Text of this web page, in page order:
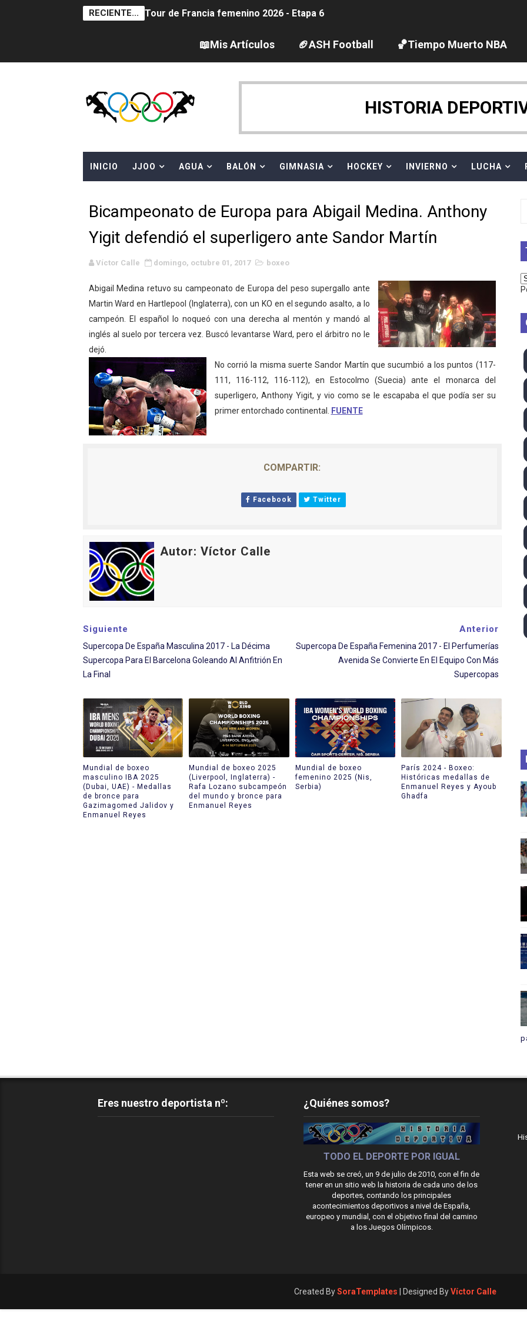
RECIENTE... Tour de Francia femenino 2026 - Etapa 6
Women's Pro Baseball League 2026
Campeonato de Europa en aguas abiertas 2026 (París, Francia) - Dobletes de
Campeonato de Europa de pentatlón moderno 2026 (Estambul, Turquía)
Campeonato de Europa de natación artística 2026 (París, Francia) - España domina
Canadá Open 2026
WWE NXT - Myles Borne y Tavion Heights ponen fin al reinado por parejas de The
Canadian Football League 2026 - Week 10
EFA y AFLE 2026 - Regular season
Grandes éxitos por fin para Chelsea Green, Chad Gable y Baron Corbin en SummerSlam
Campeonato de Europa de MTB 2026 (Monteceneri, Suiza) - Charlie Aldridge y Sina
Campeonato de Europa de remo 2026 (Varese, Italia) - Rumanía, Alemania y Gran
Mundial de lacrosse femenino 2026 (Tokio, Japón) - Estados Unidos invencibles, ya
Máxima celebración en el último Impact! con Jason Hotch como nuevo TNA
Mundial de esgrima 2026 (Hong Kong) - La delegación italiana arrasa con 4 oros y 4
Raquel Rodriguez es la nueva monarca Intercontinental, su primer título individual en
Athletes Unlimited Softball League 2026 - Las Utah Talons son bicampeonas de la AUSL
Mundial de piragüismo slalom 2026 (Oklahoma City, Estados Unidos) - Miquel Travé
Tour de Francia masculino 2026 - Tadej Pogacar entra en el selecto grupo de los
Mundial de Fórmula 1 2026 - Lando Norris consigue en Hungría su primera victoria
Campeonato de Europa de saltos 2026 (París, Francia) - Bronce para Jorge y Ana
📖Mis Artículos 🏈ASH Football 🏀Tiempo Muerto NBA
HISTORIA
INICIO JJOO AGUA BALÓN GIMNASIA HOCKEY INVIERNO LUCHA
Bicampeonato de Europa para Abigail Medina. Anthony
Yigit defendió el superligero ante Sandor Martín
Víctor Calle domingo, octubre 01, 2017 boxeo
Abigail Medina retuvo su campeonato de Europa del peso supergallo ante
Martin Ward en Hartlepool (Inglaterra), con un KO en el segundo asalto, a lo
campeón. El español lo noqueó con una derecha al mentón y mandó al
inglés al suelo por tercera vez. Buscó levantarse Ward, pero el árbitro no le
dejó.
No corrió la misma suerte Sandor Martín que sucumbió a los puntos (117-
111, 116-112, 116-112), en Estocolmo (Suecia) ante el monarca del
superligero, Anthony Yigit, y vio como se le escapaba el que podía ser su
primer entorchado continental.
FUENTE
COMPARTIR:
Facebook Twitter
Autor: Víctor Calle
Siguiente
Supercopa De España Masculina 2017 - La Décima
Supercopa Para El Barcelona Goleando Al Anfitrión En
La Final
Anterior
Supercopa De España Femenina 2017 - El Perfumerías
Avenida Se Convierte En El Equipo Con Más
Supercopas
Mundial de boxeo
masculino IBA 2025
(Dubai, UAE) - Medallas
de bronce para
Gazimagomed Jalidov y
Enmanuel Reyes
Mundial de boxeo 2025
(Liverpool, Inglaterra) -
Rafa Lozano subcampeón
del mundo y bronce para
Enmanuel Reyes
Mundial de boxeo
femenino 2025 (Nis,
Serbia)
París 2024 - Boxeo:
Históricas medallas de
Enmanuel Reyes y Ayoub
Ghadfa
Eres nuestro deportista nº: ¿Quiénes somos?
TODO EL DEPORTE POR IGUAL
Esta web se creó, un 9 de julio de 2010, con el fin de
tener en un sitio web la historia de cada uno de los
deportes, contando los principales
acontecimientos deportivos a nivel de España,
europeo y mundial, con el objetivo final del camino
a los Juegos Olímpicos.
Created BySoraTemplates | Designed ByVíctor Calle